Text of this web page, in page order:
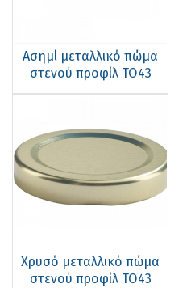
Ασημί μεταλλικό πώμα
στενού προφίλ ΤΟ43
Χρυσό μεταλλικό πώμα
στενού προφίλ ΤΟ43